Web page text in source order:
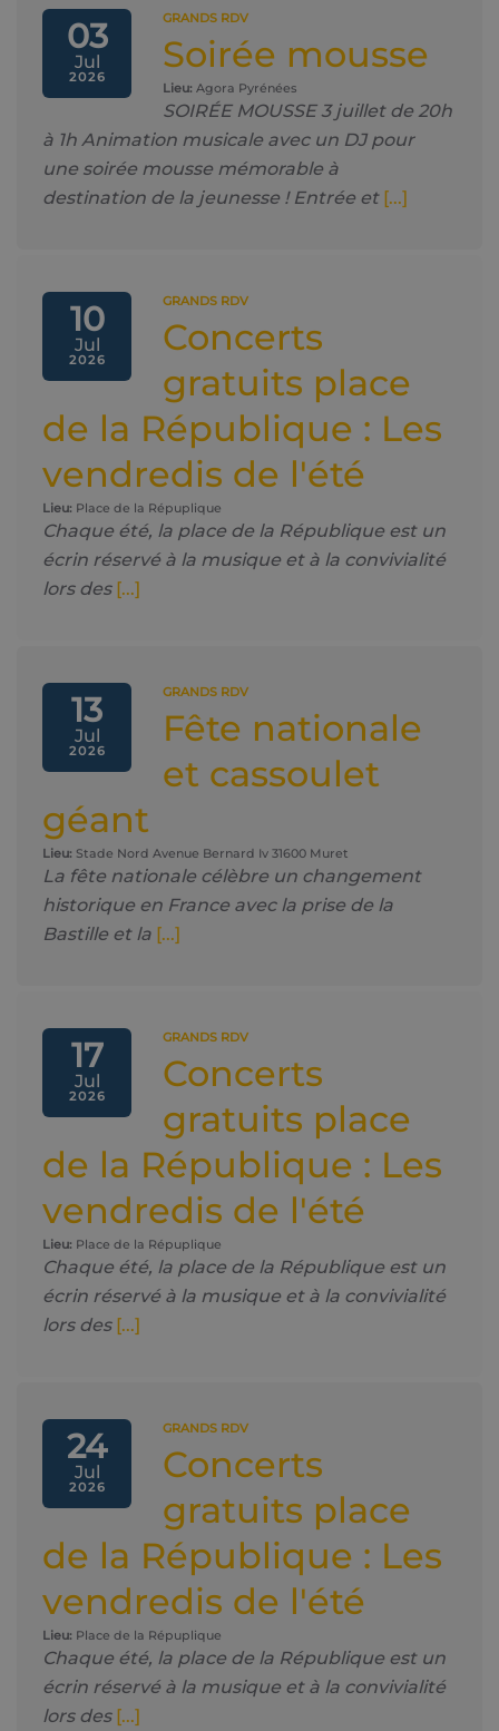
03
Jul
2026
GRANDS RDV
Soirée mousse
Lieu: Agora Pyrénées
SOIRÉE MOUSSE 3 juillet de 20h
à 1h Animation musicale avec un DJ pour
une soirée mousse mémorable à
destination de la jeunesse ! Entrée et [...]
10
Jul
2026
GRANDS RDV
Concerts
gratuits place
de la République : Les
vendredis de l'été
Lieu: Place de la Répuplique
Chaque été, la place de la République est un
écrin réservé à la musique et à la convivialité
lors des [...]
13
Jul
2026
GRANDS RDV
Fête nationale
et cassoulet
géant
Lieu: Stade Nord Avenue Bernard Iv 31600 Muret
La fête nationale célèbre un changement
historique en France avec la prise de la
Bastille et la [...]
17
Jul
2026
GRANDS RDV
Concerts
gratuits place
de la République : Les
vendredis de l'été
Lieu: Place de la Répuplique
Chaque été, la place de la République est un
écrin réservé à la musique et à la convivialité
lors des [...]
24
Jul
2026
GRANDS RDV
Concerts
gratuits place
de la République : Les
vendredis de l'été
Lieu: Place de la Répuplique
Chaque été, la place de la République est un
écrin réservé à la musique et à la convivialité
lors des [...]